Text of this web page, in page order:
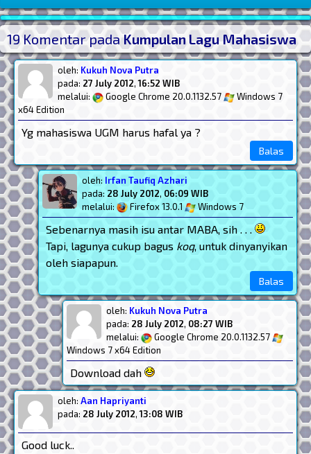
Post Widget
19 Komentar padaKumpulan Lagu Mahasiswa
oleh: Kukuh Nova Putra
pada: 27 July 2012,16:52 WIB
melalui:
Google Chrome 20.0.1132.57
Windows 7
x64 Edition
Yg mahasiswa UGM harus hafal ya ?
Balas
oleh: Irfan Taufiq Azhari
pada: 28 July 2012, 06:09 WIB
melalui:
Firefox 13.0.1 Windows 7
Sebenarnya masih isu antar MABA, sih . . .
Tapi, lagunya cukup bagus koq, untuk dinyanyikan
oleh siapapun.
Balas
oleh: Kukuh Nova Putra
pada: 28 July 2012, 08:27 WIB
melalui:
Google Chrome 20.0.1132.57
Windows 7 x64 Edition
Download dah
oleh: Aan Hapriyanti
pada: 28 July 2012,13:08 WIB
Good luck..